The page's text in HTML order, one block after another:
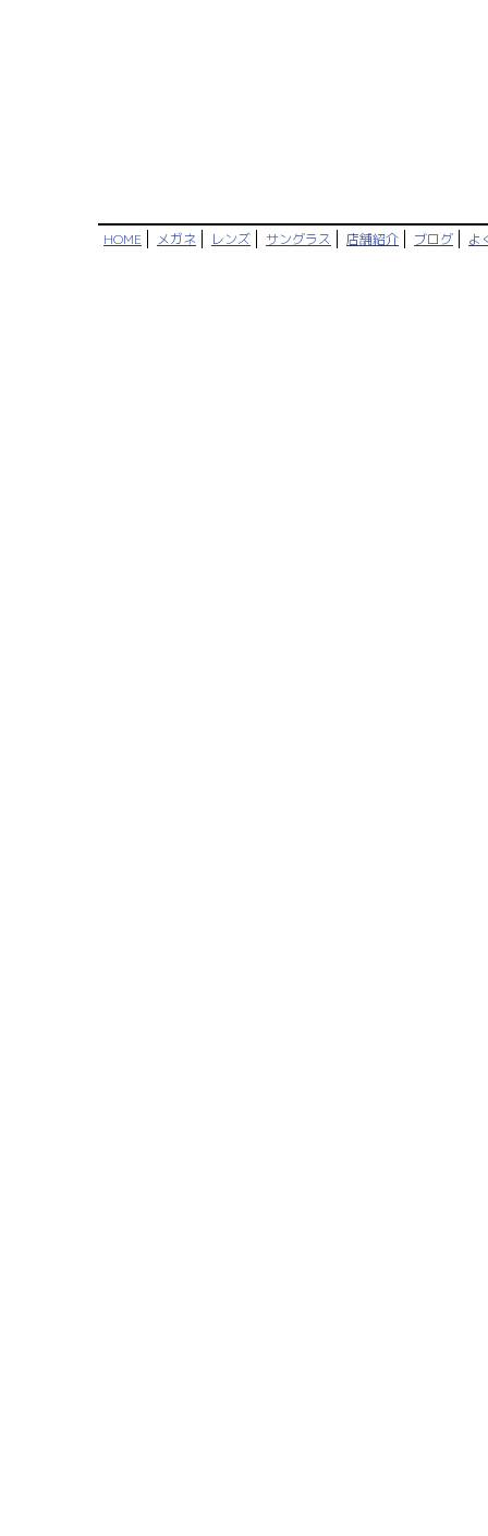
HOME メガネ レンズ サングラス 店舗紹介 ブログ よ